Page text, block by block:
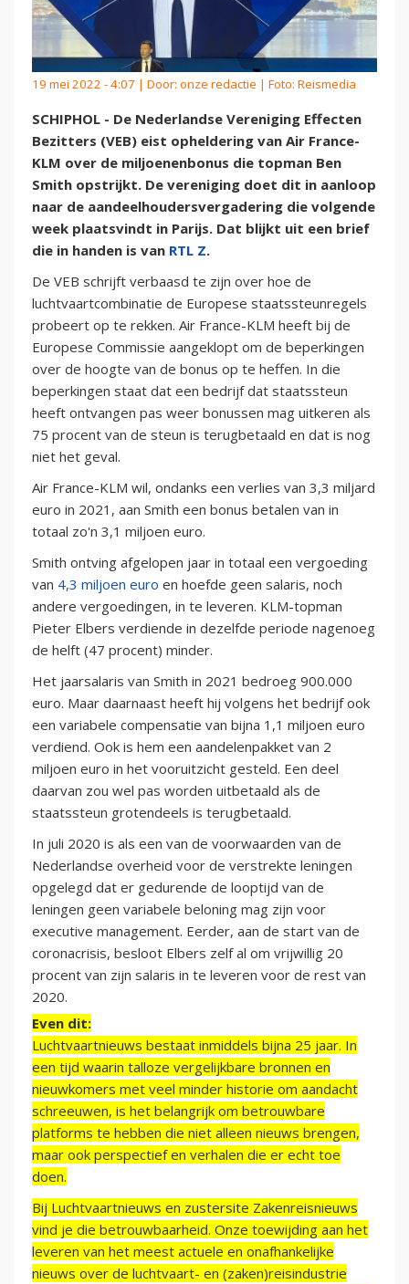
19 mei 2022 - 4:07 | Door: onze redactie | Foto: Reismedia
SCHIPHOL - De Nederlandse Vereniging Effecten
Bezitters (VEB) eist opheldering van Air France-
KLM over de miljoenenbonus die topman Ben
Smith opstrijkt. De vereniging doet dit in aanloop
naar de aandeelhoudersvergadering die volgende
week plaatsvindt in Parijs. Dat blijkt uit een brief
die in handen is van RTL Z.
De VEB schrijft verbaasd te zijn over hoe de
luchtvaartcombinatie de Europese staatssteunregels
probeert op te rekken. Air France-KLM heeft bij de
Europese Commissie aangeklopt om de beperkingen
over de hoogte van de bonus op te heffen. In die
beperkingen staat dat een bedrijf dat staatssteun
heeft ontvangen pas weer bonussen mag uitkeren als
75 procent van de steun is terugbetaald en dat is nog
niet het geval.
Air France-KLM wil, ondanks een verlies van 3,3 miljard
euro in 2021, aan Smith een bonus betalen van in
totaal zo'n 3,1 miljoen euro.
Smith ontving afgelopen jaar in totaal een vergoeding
van 4,3 miljoen euro en hoefde geen salaris, noch
andere vergoedingen, in te leveren. KLM-topman
Pieter Elbers verdiende in dezelfde periode nagenoeg
de helft (47 procent) minder.
Het jaarsalaris van Smith in 2021 bedroeg 900.000
euro. Maar daarnaast heeft hij volgens het bedrijf ook
een variabele compensatie van bijna 1,1 miljoen euro
verdiend. Ook is hem een aandelenpakket van 2
miljoen euro in het vooruitzicht gesteld. Een deel
daarvan zou wel pas worden uitbetaald als de
staatssteun grotendeels is terugbetaald.
In juli 2020 is als een van de voorwaarden van de
Nederlandse overheid voor de verstrekte leningen
opgelegd dat er gedurende de looptijd van de
leningen geen variabele beloning mag zijn voor
executive management. Eerder, aan de start van de
coronacrisis, besloot Elbers zelf al om vrijwillig 20
procent van zijn salaris in te leveren voor de rest van
2020.
Even dit:
Luchtvaartnieuws bestaat inmiddels bijna 25 jaar. In
een tijd waarin talloze vergelijkbare bronnen en
nieuwkomers met veel minder historie om aandacht
schreeuwen, is het belangrijk om betrouwbare
platforms te hebben die niet alleen nieuws brengen,
maar ook perspectief en verhalen die er echt toe
doen.
Bij Luchtvaartnieuws en zustersite Zakenreisnieuws
vind je die betrouwbaarheid. Onze toewijding aan het
leveren van het meest actuele en onafhankelijke
nieuws over de luchtvaart- en (zaken)reisindustrie